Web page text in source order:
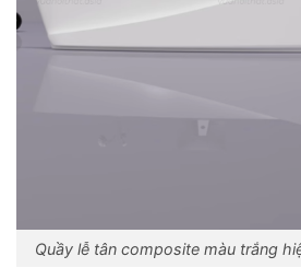
Quầy lễ tân composite màu trắng